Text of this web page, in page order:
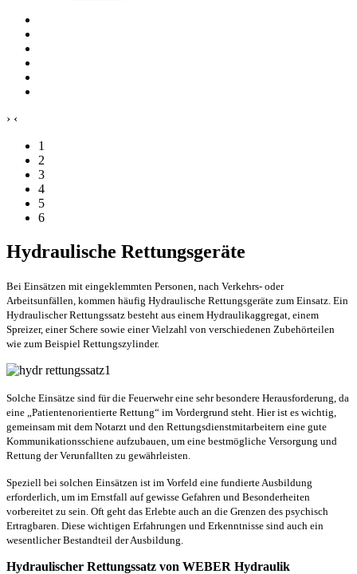
› ‹
1
2
3
4
5
6
Hydraulische Rettungsgeräte
Bei Einsätzen mit eingeklemmten Personen, nach Verkehrs- oder
Arbeitsunfällen, kommen häufig Hydraulische Rettungsgeräte zum Einsatz. Ein
Hydraulischer Rettungssatz besteht aus einem Hydraulikaggregat, einem
Spreizer, einer Schere sowie einer Vielzahl von verschiedenen Zubehörteilen
wie zum Beispiel Rettungszylinder.
Solche Einsätze sind für die Feuerwehr eine sehr besondere Herausforderung, da
eine „Patientenorientierte Rettung“ im Vordergrund steht. Hier ist es wichtig,
gemeinsam mit dem Notarzt und den Rettungsdienstmitarbeitern eine gute
Kommunikationsschiene aufzubauen, um eine bestmögliche Versorgung und
Rettung der Verunfallten zu gewährleisten.
Speziell bei solchen Einsätzen ist im Vorfeld eine fundierte Ausbildung
erforderlich, um im Ernstfall auf gewisse Gefahren und Besonderheiten
vorbereitet zu sein. Oft geht das Erlebte auch an die Grenzen des psychisch
Ertragbaren. Diese wichtigen Erfahrungen und Erkenntnisse sind auch ein
wesentlicher Bestandteil der Ausbildung.
Hydraulischer Rettungssatz von WEBER Hydraulik